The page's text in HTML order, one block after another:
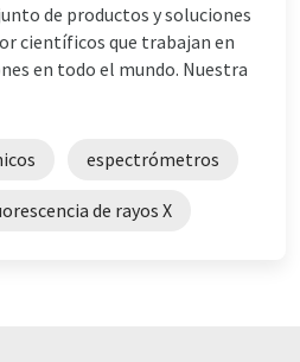
de productos y soluciones
científicos que trabajan en
en todo el mundo. Nuestra
espectrómetros
de rayos X